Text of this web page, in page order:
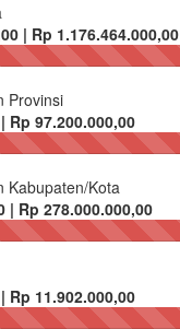
| Rp 1.176.464.000,00
Provinsi
Rp 97.200.000,00
Kabupaten/Kota
| Rp 278.000.000,00
Rp 11.902.000,00